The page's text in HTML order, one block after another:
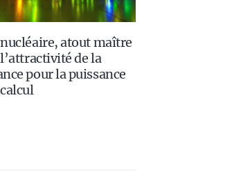
atout maître
de la
pour la puissance